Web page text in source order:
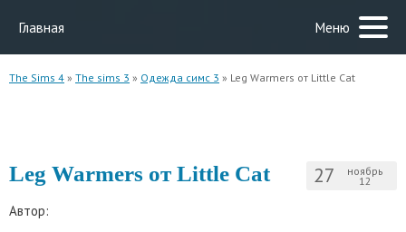
Главная Меню
The Sims 4 » The sims 3 » Одежда симс 3 » Leg Warmers от Little Cat
27 ноябрь
12
Leg Warmers от Little Cat
Автор: